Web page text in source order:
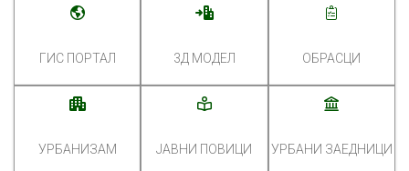
ГИС ПОРТАЛ 3Д МОДЕЛ ОБРАСЦИ
УРБАНИЗАМ ЈАВНИ ПОВИЦИ УРБАНИ ЗАЕДНИЦИ